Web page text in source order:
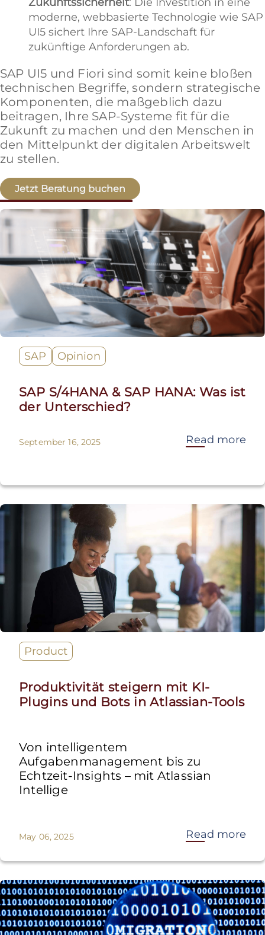
moderne, webbasierte Technologie wie SAP
UI5 sichert Ihre SAP-Landschaft für
zukünftige Anforderungen ab.
SAP UI5 und Fiori sind somit keine bloßen
technischen Begriffe, sondern strategische
Komponenten, die maßgeblich dazu
beitragen, Ihre SAP-Systeme fit für die
Zukunft zu machen und den Menschen in
den Mittelpunkt der digitalen Arbeitswelt
zu stellen.
Jetzt Beratung buchen
SAP Opinion
SAP S/4HANA & SAP HANA: Was ist
der Unterschied?
September 16, 2025 Read more
Product
Produktivität steigern mit KI-
Plugins und Bots in Atlassian-Tools
Von intelligentem
Aufgabenmanagement bis zu
Echtzeit-Insights – mit Atlassian
Intellige
May 06, 2025 Read more